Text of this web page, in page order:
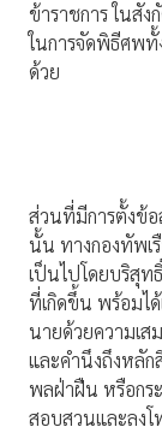
ข้าราชการ ในสั
ในการจัดพิธีศพ
ด้วย
ส่วนที่มีการตั้งข้อ
นั้น ทางกองทัพเ
เป็นไปโดยบริสุท
ที่เกิดขึ้น พร้อมไ
นายด้วยความเส
และคำนึงถึงหลั
พลฝ่าฝืน หรือกร
สอบสวนและลงโ